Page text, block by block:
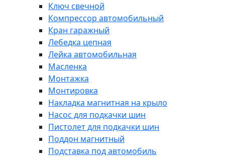
Ключ свечной
Компрессор автомобильный
Кран гаражный
Лебедка цепная
Лейка автомобильная
Масленка
Монтажка
Монтировка
Накладка магнитная на крыло
Насос для подкачки шин
Пистолет для подкачки шин
Поддон магнитный
Подставка под автомобиль